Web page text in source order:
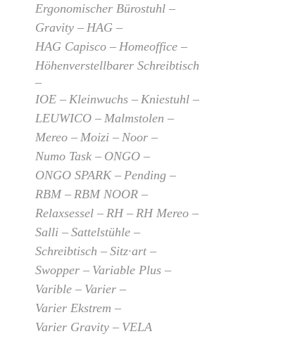
Ergonomischer Bürostuhl
Gravity
HAG
HAG Capisco
Homeoffice
Höhenverstellbarer Schreibtisch
IOE Kleinwuchs
Kniestuhl
LEUWICO
Malmstolen
Mereo
Moizi
Noor
Numo Task
ONGO
ONGO SPARK
Pending
RBM
RBM NOOR
Relaxsessel
RH
RH Mereo
Salli
Sattelstühle
Schreibtisch
Sitz·art
Swopper
Variable Plus
Varible
Varier
Varier Ekstrem
Varier Gravity
VELA